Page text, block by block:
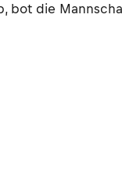
bot die